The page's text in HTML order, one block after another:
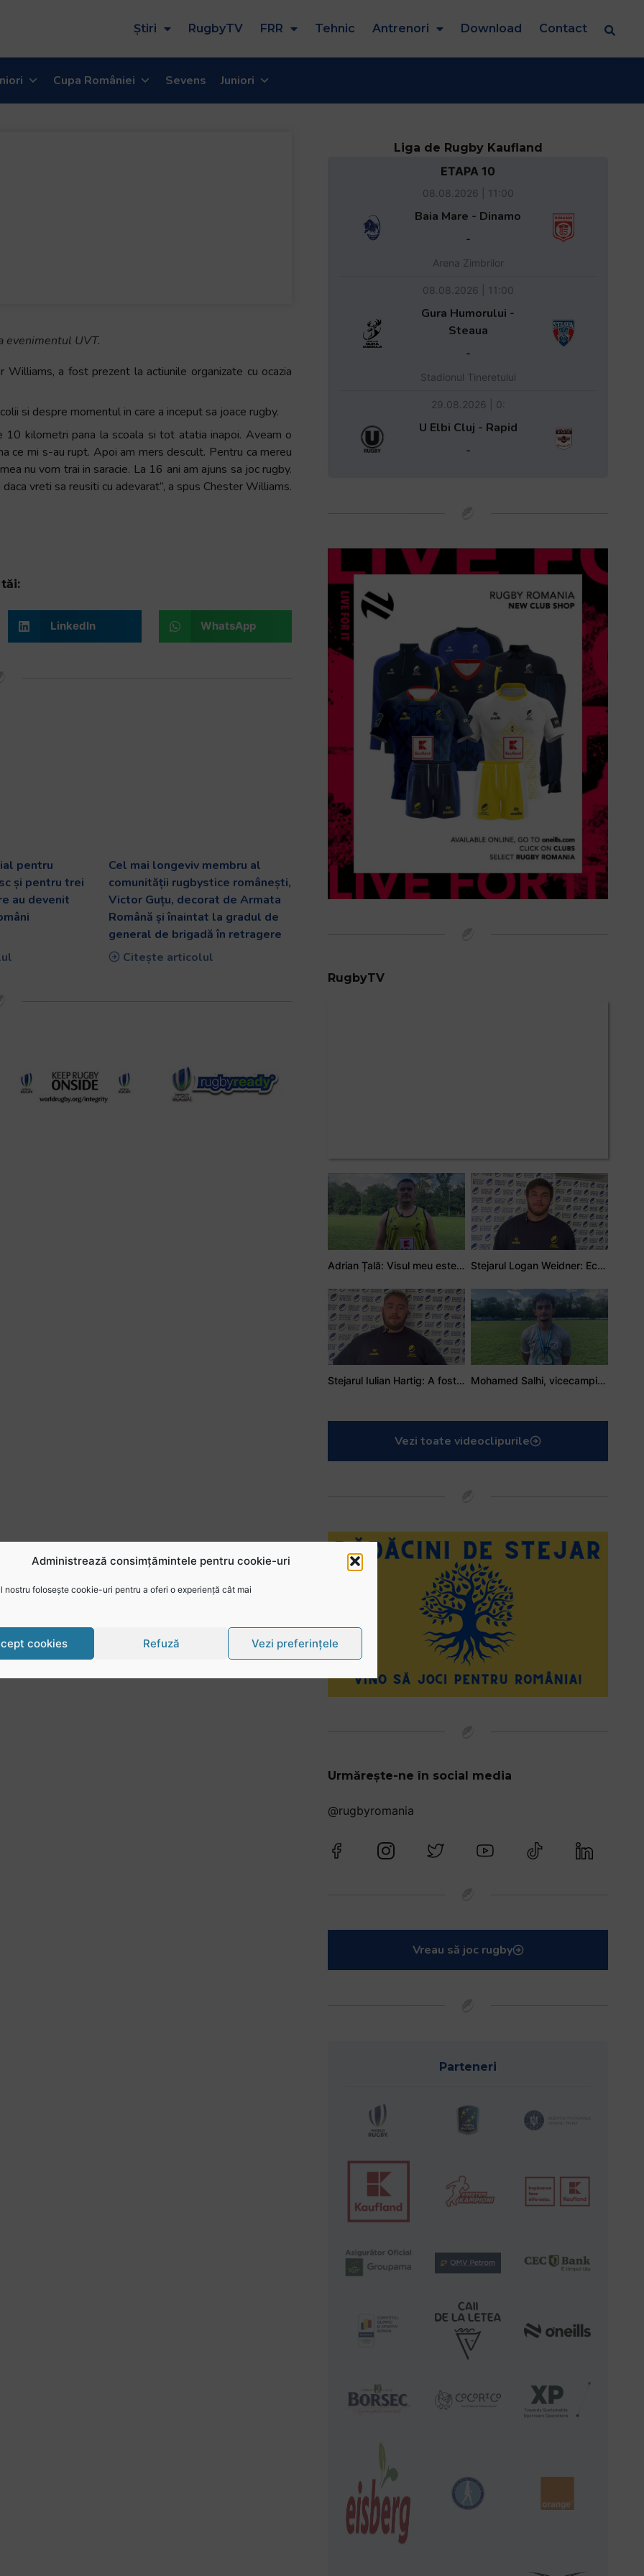
Administrează consimțămintele pentru cookie-uri
nostru folosește cookie-uri pentru a oferi o experiență cât mai
cookies Refuză Vezi preferințele
Știri RugbyTV FRR Tehnic Antrenori Download Contact
Cupa României Sevens Juniori
evenimentul UVT.
Williams, a fost prezent la actiunile organizate cu ocazia
si despre momentul in care a inceput sa joace rugby.
10 kilometri pana la scoala si tot atatia inapoi. Aveam o
ce mi s-au rupt. Apoi am mers descult. Pentru ca mereu
nu vom trai in saracie. La 16 ani am ajuns sa joc rugby.
vreti sa reusiti cu adevarat”, a spus Chester Williams.
LinkedIn WhatsApp
pentru
și pentru trei
au devenit
Cel mai longeviv membru al
comunității rugbystice românești,
Victor Guțu, decorat de Armata
Română și înaintat la gradul de
general de brigadă în retragere
Citește articolul
Liga de Rugby Kaufland
ETAPA 10
08.08.2026 | 11:00
Baia Mare - Dinamo
-
Arena Zimbrilor
08.08.2026 | 11:00
Gura Humorului -
Steaua
-
Stadionul Tineretului
29.08.2026 | 0:
U Elbi Cluj - Rapid
-
RugbyTV
Adrian Țală: Visul meu este să debutez pentru România Stejarul Logan Weidner: Echipa a muncit mult, iar asta se va vedea în meciurile de la Nations Cup
Stejarul Iulian Hartig: A fost un turneu care a unit mai mult echipa Mohamed Salhi, vicecampion național juniori I: Rugby-ul te învață să accepți și înfrângerile
Vezi toate videoclipurile
Urmărește-ne în social media
@rugbyromania
Vreau să joc rugby
Parteneri